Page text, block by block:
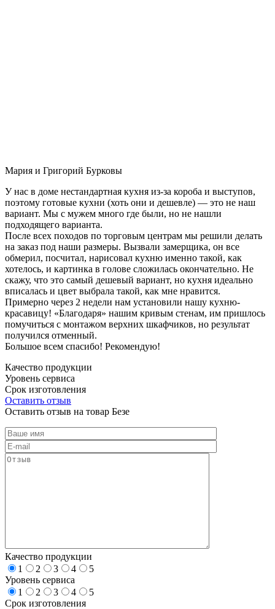
Мария и Григорий Бурковы
У нас в доме нестандартная кухня из-за короба и выступов,
поэтому готовые кухни (хоть они и дешевле) — это не наш
вариант. Мы с мужем много где были, но не нашли
подходящего варианта.
После всех походов по торговым центрам мы решили делать
на заказ под наши размеры. Вызвали замерщика, он все
обмерил, посчитал, нарисовал кухню именно такой, как
хотелось, и картинка в голове сложилась окончательно. Не
скажу, что это самый дешевый вариант, но кухня идеально
вписалась и цвет выбрала такой, как мне нравится.
Примерно через 2 недели нам установили нашу кухню-
красавицу! «Благодаря» нашим кривым стенам, им пришлось
помучиться с монтажом верхних шкафчиков, но результат
получился отменный.
Большое всем спасибо! Рекомендую!
Качество продукции
Уровень сервиса
Срок изготовления
Оставить отзыв
Оставить отзыв на товар Безе
Качество продукции
1
2 3 4
5
Уровень сервиса
1
2 3 4
5
Срок изготовления